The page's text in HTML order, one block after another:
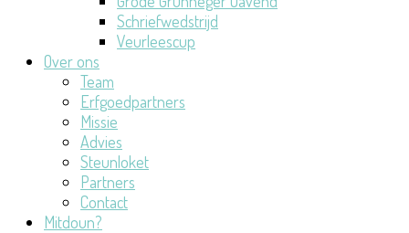
Schriefwedstrijd
Veurleescup
Over ons
Team
Erfgoedpartners
Missie
Advies
Steunloket
Partners
Contact
Mitdoun?